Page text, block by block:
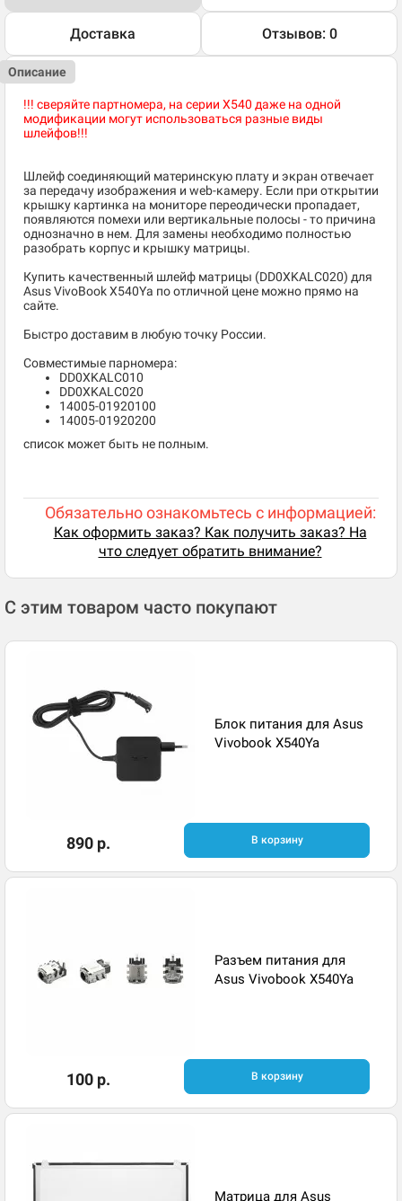
Доставка Отзывов: 0
Описание
!!! сверяйте партномера, на серии X540 даже на одной
модификации могут использоваться разные виды
шлейфов!!!
Шлейф соединяющий материнскую плату и экран отвечает
за передачу изображения и web-камеру. Если при открытии
крышку картинка на мониторе переодически пропадает,
появляются помехи или вертикальные полосы - то причина
однозначно в нем. Для замены необходимо полностью
разобрать корпус и крышку матрицы.
Купить качественный шлейф матрицы (DD0XKALC020) для
Asus VivoBook X540Ya по отличной цене можно прямо на
сайте.
Быстро доставим в любую точку России.
Совместимые парномера:
DD0XKALC010
DD0XKALC020
14005-01920100
14005-01920200
список может быть не полным.
Обязательно ознакомьтесь с информацией:
Как оформить заказ? Как получить заказ? На
что следует обратить внимание?
С этим товаром часто покупают
Блок питания для Asus
Vivobook X540Ya
890 р. В корзину
Разъем питания для
Asus Vivobook X540Ya
100 р. В корзину
Матрица для Asus